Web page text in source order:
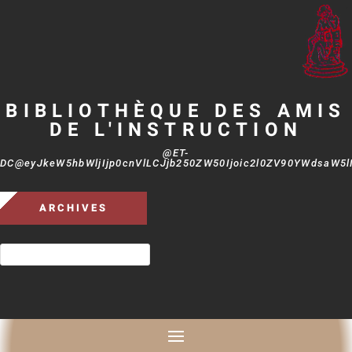
BIBLIOTHÈQUE DES AMIS
DE L'INSTRUCTION
@ET-
ARCHIVES